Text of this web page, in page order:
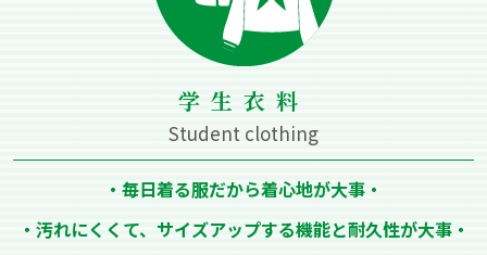
学⽣⾐料
Student clothing
・毎⽇着る服だから着⼼地が⼤事・
・汚れにくくて、サイズアップする機能と耐久性が⼤事・